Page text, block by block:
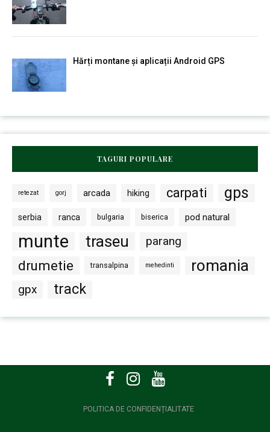
Hărți montane și aplicații Android GPS
TAGURI POPULARE
retezat gorj arcada hiking carpati gps
serbia ranca bulgaria biserica pod natural
munte traseu parang
drumetie transalpina mehedinti romania
gpx track
POLITICA DE CONFIDENȚIALITATE